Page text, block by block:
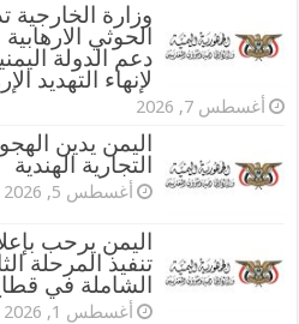
وزارة الخارجية
الحوثي
دعم الدولة
لإنهاء التهديد
أغسطس 7, 2026
اليمن يدين
التجارية الهندية
أغسطس 5, 2026
اليمن يرحب
تنفيذ المرحلة
الشاملة في
أغسطس 1, 2026